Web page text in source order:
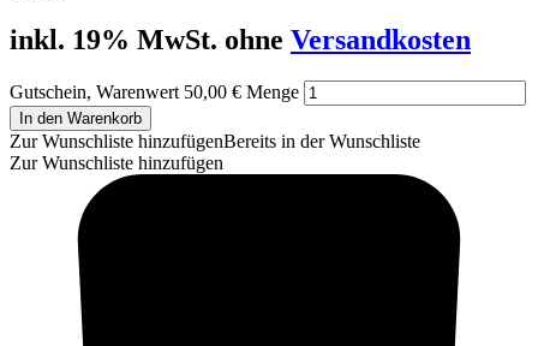
inkl. 19% MwSt. ohne Versandkosten
Gutschein, Warenwert 50,00 € Menge
In den Warenkorb
Zur Wunschliste hinzufügenBereits in der Wunschliste
Zur Wunschliste hinzufügen